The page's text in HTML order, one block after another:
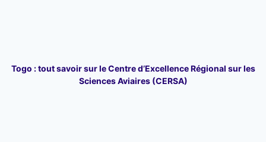
Togo : tout savoir sur le Centre d’Excellence Régional sur les
Sciences Aviaires (CERSA)